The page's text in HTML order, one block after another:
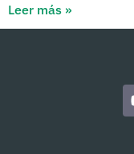
Leer más »